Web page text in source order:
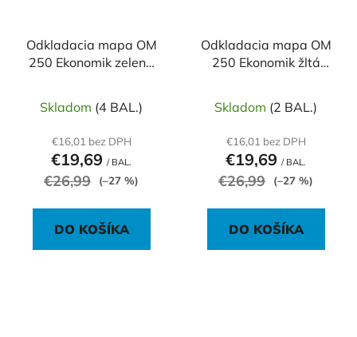
Odkladacia mapa OM
250 Ekonomik zelená
Skladom (4 BAL.)
€16,01 bez DPH
€19,69 / BAL.
€26,99 (–27 %)
DO KOŠÍKA
Odkladacia mapa OM
250 Ekonomik žltá
Skladom (2 BAL.)
€16,01 bez DPH
€19,69 / BAL.
€26,99 (–27 %)
DO KOŠÍKA